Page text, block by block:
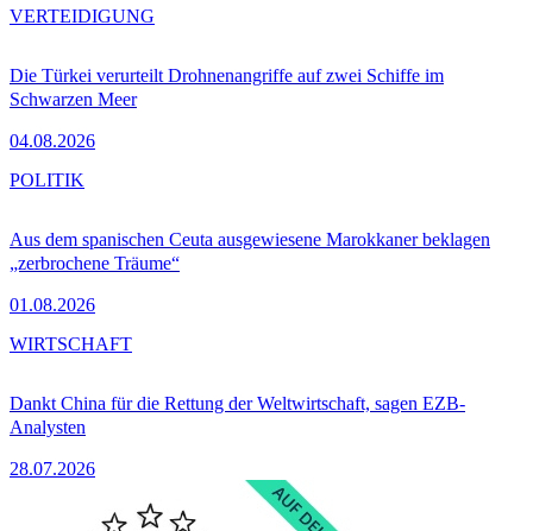
Die Türkei verurteilt Drohnenangriffe auf zwei Schiffe im
Schwarzen Meer
04.08.2026
VERTEIDIGUNG
Aus dem spanischen Ceuta ausgewiesene Marokkaner beklagen
„zerbrochene Träume“
01.08.2026
POLITIK
Dankt China für die Rettung der Weltwirtschaft, sagen EZB-
Analysten
28.07.2026
WIRTSCHAFT